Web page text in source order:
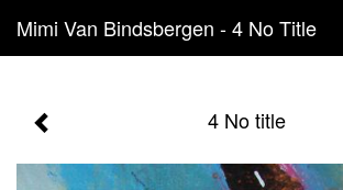
Mimi Van Bindsbergen - 4 No Title
4 No title